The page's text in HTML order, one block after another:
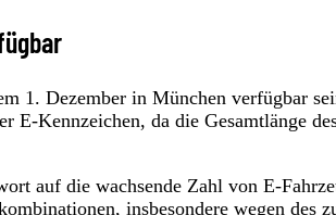
1. Dezember in München verfügbar
Kennzeichen, da die Gesamtlänge
auf die wachsende Zahl von E-
insbesondere wegen des